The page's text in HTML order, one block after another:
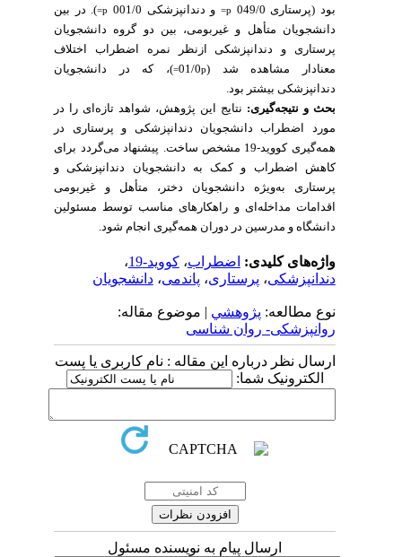
بود (پرستاری 049/0
p= و دندانپزشکی 001/0 p=
). در بین
دانشجویان متأهل و غیربومی، بین دو گروه دانشجویان
پرستاری و دندانپزشکی ازنظر نمره اضطراب اختلاف
معنادار مشاهده شد (01/0
)، که در دانشجویان
دندانپزشکی بیشتر بود.
بحث و نتیجه‌گیری:نتایج این پژوهش، شواهد تازه‌ای را در
مورد اضطراب دانشجویان دندانپزشکی و پرستاری در
همه‌گیری کووید-19 مشخص ساخت. پیشنهاد می‌گردد برای
کاهش اضطراب و کمک به دانشجویان دندانپزشکی و
پرستاری به‌ویژه دانشجویان دختر، متأهل و غیربومی
اقدامات مداخله‌ای و راهکارهای مناسب توسط مسئولین
دانشگاه و مدرسین در دوران همه‌گیری انجام شود.
واژه‌های کلیدی:اضطراب،کووید-19
،
دندانپزشکی،پرستاری،پاندمی،دانشجویان
نوع مطالعه:پژوهشي| موضوع مقاله:
روانپزشکی- روان شناسی
ارسال نظر درباره این مقاله : نام کاربری یا پست
الکترونیک شما:
ارسال پیام به نویسنده مسئول